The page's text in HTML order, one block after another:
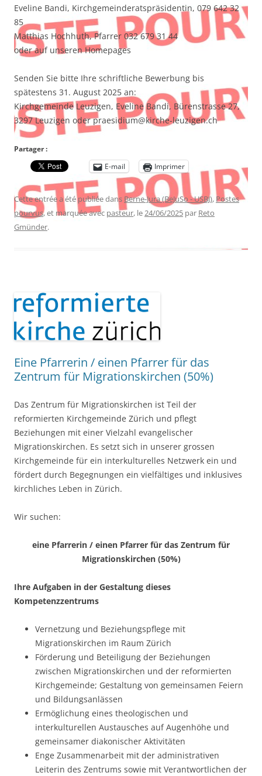
Eveline Bandi, Kirchgemeinderatspräsidentin, 079 642 32
85
Matthias Hochhuth, Pfarrer 032 679 31 44
oder auf unseren Homepages
Senden Sie bitte Ihre schriftliche Bewerbung bis
spätestens 31. August 2025 an:
Kirchgemeinde Leuzigen, Eveline Bandi, Bürenstrasse 27,
3297 Leuzigen oder praesidium@kirche-leuzigen.ch
Partager :
E-mail
Imprimer
Cette entrée a été publiée dans Berne-Jura (BeJuSo - USBJ),Postes
pourvus, et marquée avec pasteur, le24/06/2025 par Reto
Gmünder.
Eine Pfarrerin / einen Pfarrer für das
Zentrum für Migrationskirchen (50%)
Das Zentrum für Migrationskirchen ist Teil der
reformierten Kirchgemeinde Zürich und pflegt
Beziehungen mit einer Vielzahl evangelischer
Migrationskirchen. Es setzt sich in unserer grossen
Kirchgemeinde für ein interkulturelles Netzwerk ein und
fördert durch Begegnungen ein vielfältiges und inklusives
kirchliches Leben in Zürich.
Wir suchen:
eine Pfarrerin / einen Pfarrer für das Zentrum für
Migrationskirchen (50%)
Ihre Aufgaben in der Gestaltung dieses
Kompetenzzentrums
Vernetzung und Beziehungspflege mit
Migrationskirchen im Raum Zürich
Förderung und Beteiligung der Beziehungen
zwischen Migrationskirchen und der reformierten
Kirchgemeinde; Gestaltung von gemeinsamen Feiern
und Bildungsanlässen
Ermöglichung eines theologischen und
interkulturellen Austausches auf Augenhöhe und
gemeinsamer diakonischer Aktivitäten
Enge Zusammenarbeit mit der administrativen
Leiterin des Zentrums sowie mit Verantwortlichen der